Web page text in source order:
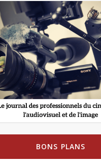
BONS PLANS